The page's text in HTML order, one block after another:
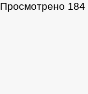
Просмотрено 184